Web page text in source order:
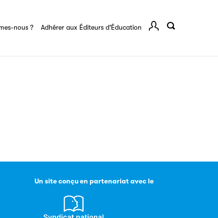
nous ? Adhérer aux Éditeurs d'Éducation
Un site conçu en partenariat avec le
destinée à l’ensemble des acteurs de la